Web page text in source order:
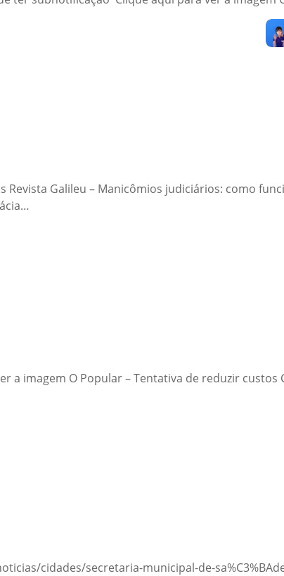
Galileu – Manicômios judiciários: como
a imagem O Popular – Tentativa de reduzir custos
cidades/secretaria-municipal-de-